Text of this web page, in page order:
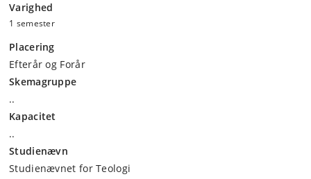
Varighed
1 semester
Placering
Efterår og Forår
Skemagruppe
..
Kapacitet
..
Studienævn
Studienævnet for Teologi